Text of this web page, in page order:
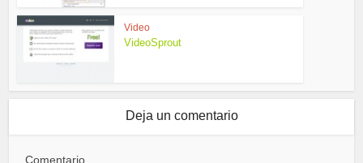
Video
VideoSprout
Deja un comentario
Comentario